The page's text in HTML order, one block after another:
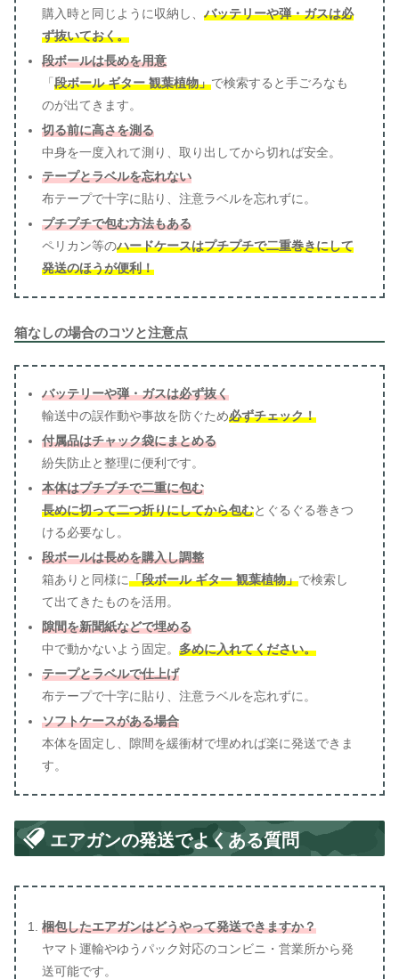
購入時と同じように収納し、 バッテリーや弾・ガスは必
ず抜いておく。
段ボールは長めを用意
「 段ボール ギター 観葉植物」で検索すると手ごろなも
のが出てきます。
切る前に高さを測る
中身を一度入れて測り、取り出してから切れば安全。
テープとラベルを忘れない
布テープで十字に貼り、注意ラベルを忘れずに。
プチプチで包む方法もある
ペリカン等のハードケースはプチプチで二重巻きにして
発送のほうが便利！
箱なしの場合のコツと注意点
バッテリーや弾・ガスは必ず抜く
輸送中の誤作動や事故を防ぐため必ずチェック！
付属品はチャック袋にまとめる
紛失防止と整理に便利です。
本体はプチプチで二重に包む
長めに切って二つ折りにしてから包むとぐるぐる巻きつ
ける必要なし。
段ボールは長めを購入し調整
箱ありと同様に「段ボール ギター 観葉植物」で検索し
て出てきたものを活用。
隙間を新聞紙などで埋める
中で動かないよう固定。 多めに入れてください。
テープとラベルで仕上げ
布テープで十字に貼り、注意ラベルを忘れずに。
ソフトケースがある場合
本体を固定し、隙間を緩衝材で埋めれば楽に発送できま
す。
エアガンの発送でよくある質問
梱包したエアガンはどうやって発送できますか？
ヤマト運輸やゆうパック対応のコンビニ・営業所から発
送可能です。